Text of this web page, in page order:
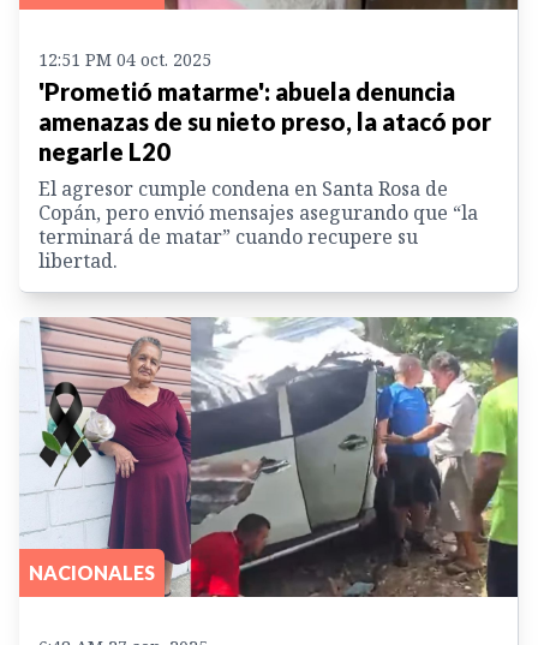
12:51 PM 04 oct. 2025
'Prometió matarme': abuela denuncia
amenazas de su nieto preso, la atacó por
negarle L20
El agresor cumple condena en Santa Rosa de
Copán, pero envió mensajes asegurando que “la
terminará de matar” cuando recupere su
libertad.
NACIONALES